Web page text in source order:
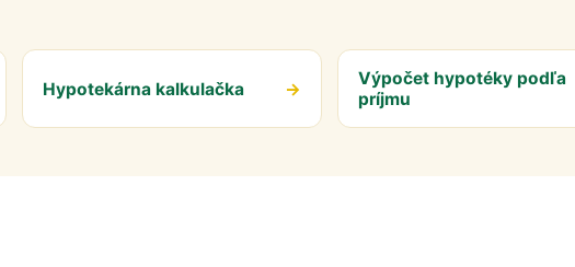
Hypotekárna kalkulačka →
Výpočet hypotéky podľa
príjmu